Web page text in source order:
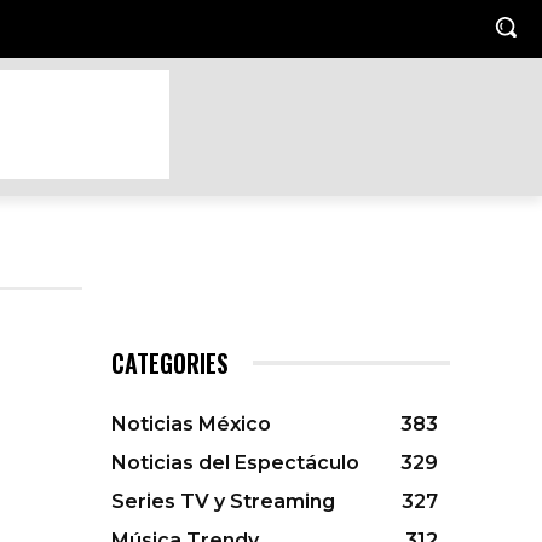
MASCOTAS
CATEGORIES
Noticias México
383
Noticias del Espectáculo
329
Series TV y Streaming
327